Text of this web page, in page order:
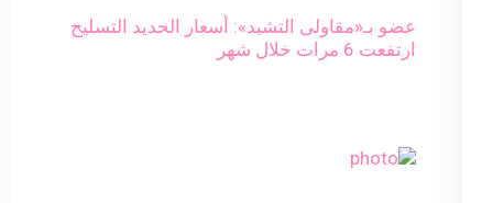
عضو بـ«مقاولى التشيد»: أسعار الحديد التسليح
ارتفعت 6 مرات خلال شهر